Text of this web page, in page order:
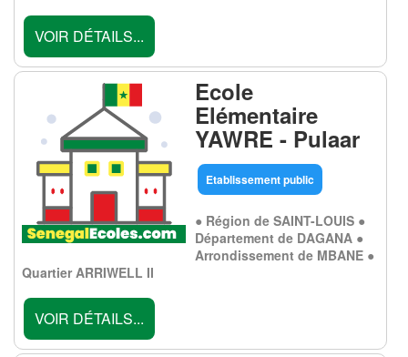
VOIR DÉTAILS...
Ecole
Elémentaire
YAWRE - Pulaar
Etablissement public
● Région de SAINT-LOUIS ●
Département de DAGANA ●
Arrondissement de MBANE ●
Quartier ARRIWELL II
VOIR DÉTAILS...